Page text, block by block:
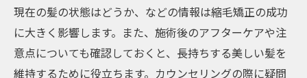
現在の髪の状態はどうか、などの情報は縮毛矯正の成功
に大きく影響します。また、施術後のアフターケアや注
意点についても確認しておくと、長持ちする美しい髪を
維持するために役立ちます。カウンセリングの際に疑問